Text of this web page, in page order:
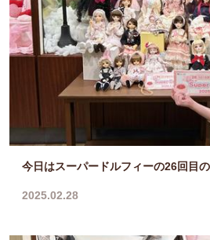
今日はスーパードルフィーの26回目
2025.02.28